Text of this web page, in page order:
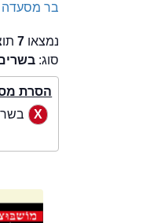
בר מסעדה
נמצאו 7
סוג:
הסרת